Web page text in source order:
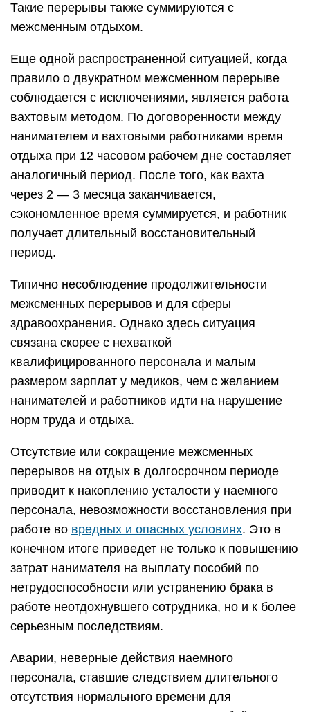
Такие перерывы также суммируются с
межсменным отдыхом.
Еще одной распространенной ситуацией, когда
правило о двукратном межсменном перерыве
соблюдается с исключениями, является работа
вахтовым методом. По договоренности между
нанимателем и вахтовыми работниками время
отдыха при 12 часовом рабочем дне составляет
аналогичный период. После того, как вахта
через 2 — 3 месяца заканчивается,
сэкономленное время суммируется, и работник
получает длительный восстановительный
период.
Типично несоблюдение продолжительности
межсменных перерывов и для сферы
здравоохранения. Однако здесь ситуация
связана скорее с нехваткой
квалифицированного персонала и малым
размером зарплат у медиков, чем с желанием
нанимателей и работников идти на нарушение
норм труда и отдыха.
Отсутствие или сокращение межсменных
перерывов на отдых в долгосрочном периоде
приводит к накоплению усталости у наемного
персонала, невозможности восстановления при
работе во вредных и опасных условиях. Это в
конечном итоге приведет не только к повышению
затрат нанимателя на выплату пособий по
нетрудоспособности или устранению брака в
работе неотдохнувшего сотрудника, но и к более
серьезным последствиям.
Аварии, неверные действия наемного
персонала, ставшие следствием длительного
отсутствия нормального времени для